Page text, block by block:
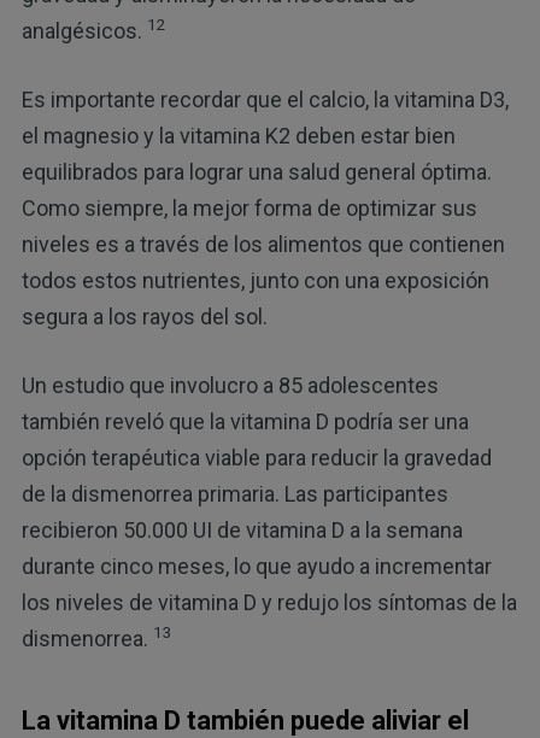
analgésicos. 12
Es importante recordar que el calcio, la vitamina D3,
el magnesio y la vitamina K2 deben estar bien
equilibrados para lograr una salud general óptima.
Como siempre, la mejor forma de optimizar sus
niveles es a través de los alimentos que contienen
todos estos nutrientes, junto con una exposición
segura a los rayos del sol.
Un estudio que involucro a 85 adolescentes
también reveló que la vitamina D podría ser una
opción terapéutica viable para reducir la gravedad
de la dismenorrea primaria. Las participantes
recibieron 50.000 UI de vitamina D a la semana
durante cinco meses, lo que ayudo a incrementar
los niveles de vitamina D y redujo los síntomas de la
dismenorrea. 13
La vitamina D también puede aliviar el